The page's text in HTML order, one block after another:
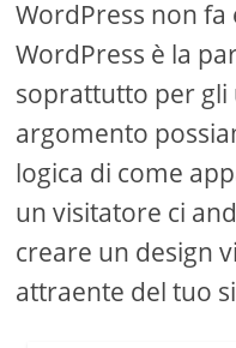
WordPress non fa
WordPress è la
soprattutto per gli
argomento
logica di come
un visitatore ci
creare un design
attraente del tuo